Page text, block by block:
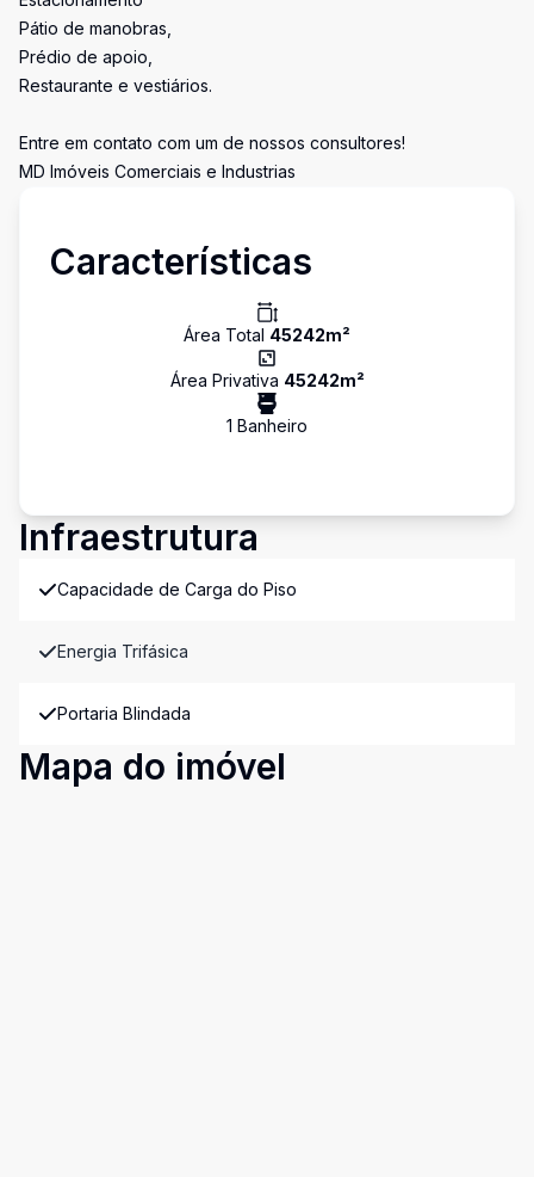
Pátio de manobras,
Prédio de apoio,
Restaurante e vestiários.
Entre em contato com um de nossos consultores!
MD Imóveis Comerciais e Industrias
Características
Área Total 45242m²
Área Privativa 45242m²
1 Banheiro
Infraestrutura
Capacidade de Carga do Piso
Energia Trifásica
Portaria Blindada
Mapa do imóvel